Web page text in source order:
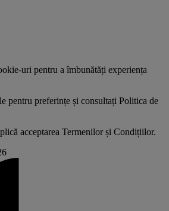
uri pentru a îmbunătăți experiența
pentru preferințe și consultați Politica de
acceptarea Termenilor și Condițiilor.